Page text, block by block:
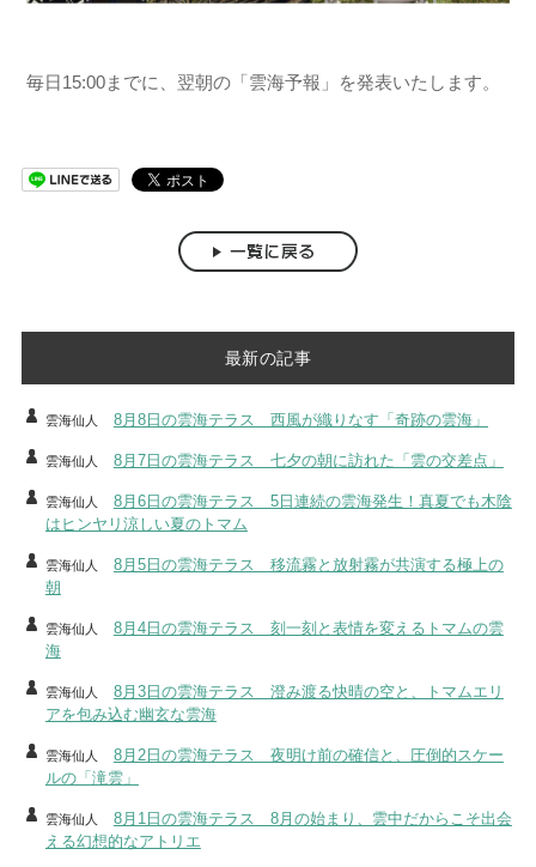
毎日15:00までに、翌朝の「雲海予報」を発表いたします。
最新の記事
雲海仙人 8月8日の雲海テラス 西風が織りなす「奇跡の雲海」
雲海仙人 8月7日の雲海テラス 七夕の朝に訪れた「雲の交差点」
雲海仙人
8月6日の雲海テラス 5日連続の雲海発生！真夏でも木陰
はヒンヤリ涼しい夏のトマム
雲海仙人
8月5日の雲海テラス 移流霧と放射霧が共演する極上の
朝
雲海仙人
8月4日の雲海テラス 刻一刻と表情を変えるトマムの雲
海
雲海仙人
8月3日の雲海テラス 澄み渡る快晴の空と、トマムエリ
アを包み込む幽玄な雲海
雲海仙人
8月2日の雲海テラス 夜明け前の確信と、圧倒的スケー
ルの「滝雲」
雲海仙人
8月1日の雲海テラス 8月の始まり、雲中だからこそ出会
える幻想的なアトリエ